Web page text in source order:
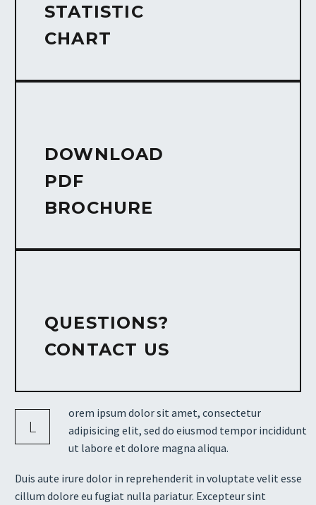
STATISTIC
CHART
DOWNLOAD
PDF
BROCHURE
QUESTIONS?
CONTACT US
L
orem ipsum dolor sit amet, consectetur
adipisicing elit, sed do eiusmod tempor incididunt
ut labore et dolore magna aliqua.
Duis aute irure dolor in reprehenderit in voluptate velit esse
cillum dolore eu fugiat nulla pariatur. Excepteur sint